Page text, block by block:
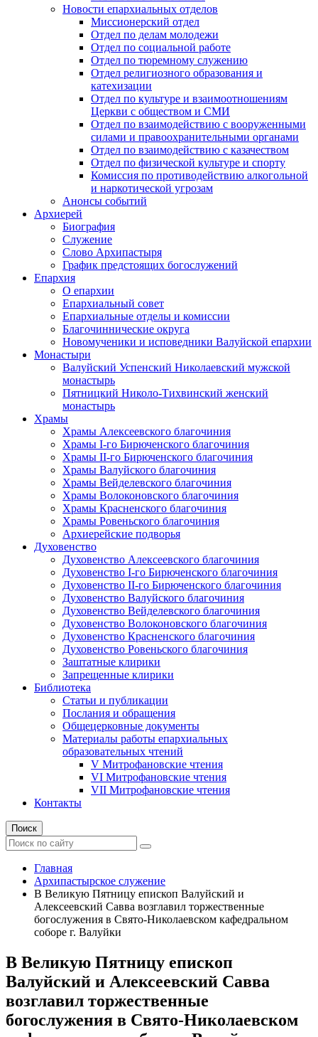
Новости епархиальных отделов
Миссионерский отдел
Отдел по делам молодежи
Отдел по социальной работе
Отдел по тюремному служению
Отдел религиозного образования и
катехизации
Отдел по культуре и взаимоотношениям
Церкви с обществом и СМИ
Отдел по взаимодействию с вооруженными
силами и правоохранительными органами
Отдел по взаимодействию с казачеством
Отдел по физической культуре и спорту
Комиссия по противодействию алкогольной
и наркотической угрозам
Анонсы событий
Архиерей
Биография
Служение
Слово Архипастыря
График предстоящих богослужений
Епархия
О епархии
Епархиальный совет
Епархиальные отделы и комиссии
Благочиннические округа
Новомученики и исповедники Валуйской епархии
Монастыри
Валуйский Успенский Николаевский мужской
монастырь
Пятницкий Николо-Тихвинский женский
монастырь
Храмы
Храмы Алексеевского благочиния
Храмы I-го Бирюченского благочиния
Храмы II-го Бирюченского благочиния
Храмы Валуйского благочиния
Храмы Вейделевского благочиния
Храмы Волоконовского благочиния
Храмы Красненского благочиния
Храмы Ровеньского благочиния
Архиерейские подворья
Духовенство
Духовенство Алексеевского благочиния
Духовенство I-го Бирюченского благочиния
Духовенство II-го Бирюченского благочиния
Духовенство Валуйского благочиния
Духовенство Вейделевского благочиния
Духовенство Волоконовского благочиния
Духовенство Красненского благочиния
Духовенство Ровеньского благочиния
Заштатные клирики
Запрещенные клирики
Библиотека
Статьи и публикации
Послания и обращения
Общецерковные документы
Материалы работы епархиальных
образовательных чтений
V Митрофановские чтения
VI Митрофановские чтения
VII Митрофановские чтения
Контакты
Поиск
Главная
Архипастырское служение
В Великую Пятницу епископ Валуйский и
Алексеевский Савва возглавил торжественные
богослужения в Свято-Николаевском кафедральном
соборе г. Валуйки
В Великую Пятницу епископ
Валуйский и Алексеевский Савва
возглавил торжественные
богослужения в Свято-Николаевском